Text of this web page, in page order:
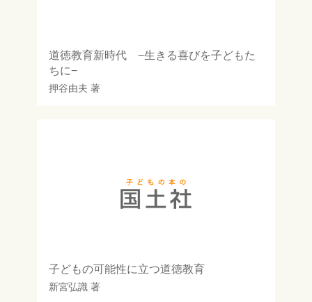
道徳教育新時代 −生きる喜びを子どもた
ちに−
押谷由夫 著
子どもの可能性に立つ道徳教育
新宮弘識 著